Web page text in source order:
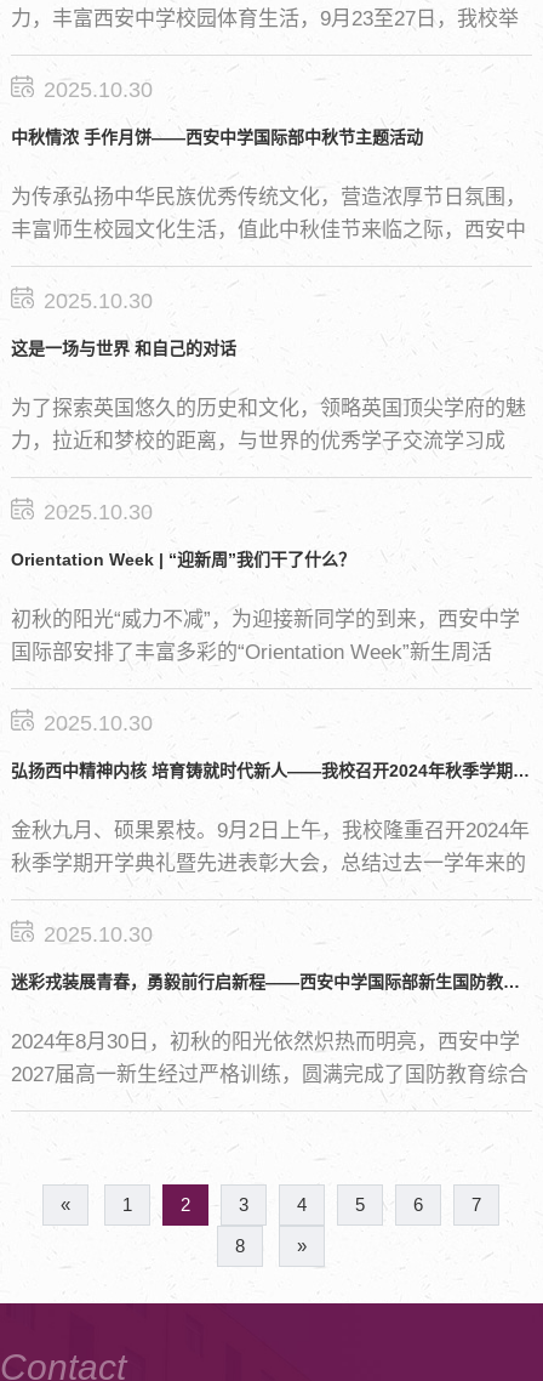
力，丰富西安中学校园体育生活，9月23至27日，我校举
行2024校园足球单挑赛，国际部高一参赛选手在本次活动
中荣获冠军。
2025.10.30
中秋情浓 手作月饼——西安中学国际部中秋节主题活动
为传承弘扬中华民族优秀传统文化，营造浓厚节日氛围，
丰富师生校园文化生活，值此中秋佳节来临之际，西安中
学国际部组织丰富多彩的庆中秋活动，让同学们学习、继
承、弘扬中国传统文化。
2025.10.30
这是一场与世界 和自己的对话
为了探索英国悠久的历史和文化，领略英国顶尖学府的魅
力，拉近和梦校的距离，与世界的优秀学子交流学习成
长，这个暑期，西安中学国际部学子们在老师的带领下，
开启了为期两周的深度英国之旅。
2025.10.30
Orientation Week | “迎新周”我们干了什么？
初秋的阳光“威力不减”，为迎接新同学的到来，西安中学
国际部安排了丰富多彩的“Orientation Week”新生周活
动，帮助高一新生充分认识彼此、熟悉校园、树立目标尽
快融入西中校园学习生活。
2025.10.30
弘扬西中精神内核 培育铸就时代新人——我校召开2024年秋季学期开学典礼暨先进表彰大会
金秋九月、硕果累枝。9月2日上午，我校隆重召开2024年
秋季学期开学典礼暨先进表彰大会，总结过去一学年来的
办学成果，奏响新学期的奋进乐章。党委书记、校长张克
强，副校长薛党鹏、胡杰出席本次活动，典礼由副校长左
2025.10.30
迷彩戎装展青春，勇毅前行启新程——西安中学国际部新生国防教育实践活动圆满结束
2024年8月30日，初秋的阳光依然炽热而明亮，西安中学
2027届高一新生经过严格训练，圆满完成了国防教育综合
实践活动的各项军事训练任务。
« 1 2 3 4 5 6
7
8
»
Contact